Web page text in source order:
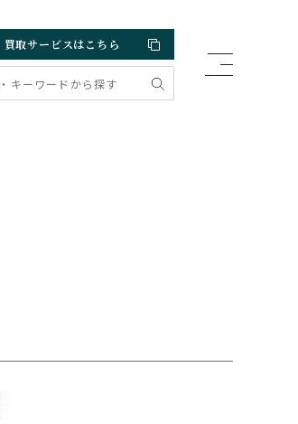
買取サービスはこちら